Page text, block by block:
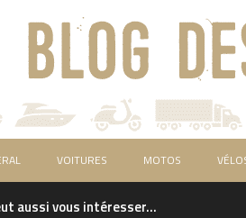
VOITURES MOTOS
aussi vous intéresser...